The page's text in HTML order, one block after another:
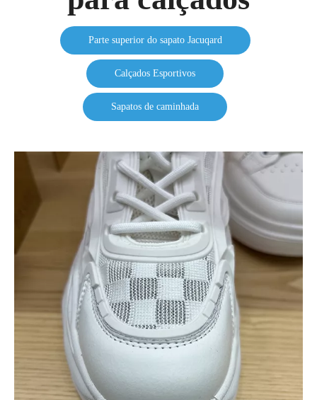
Parte superior do sapato Jacuqard
Calçados Esportivos
Sapatos de caminhada